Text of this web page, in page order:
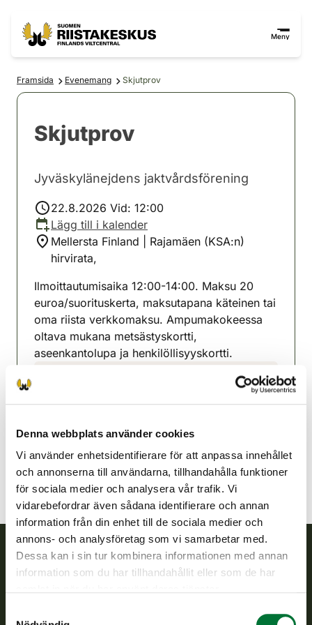
Denna webbplats använder cookies
Vi använder enhetsidentifierare för att anpassa innehållet
och annonserna till användarna, tillhandahålla funktioner
för sociala medier och analysera vår trafik. Vi
vidarebefordrar även sådana identifierare och annan
information från din enhet till de sociala medier och
annons- och analysföretag som vi samarbetar med.
Dessa kan i sin tur kombinera informationen med annan
information som du har tillhandahållit eller som de har
Meny
Framsida Evenemang Skjutprov
Skjutprov
Jyväskylänejdens jaktvårdsförening
22.8.2026 Vid: 12:00
Lägg till i kalender
Mellersta Finland | Rajamäen (KSA:n)
hirvirata,
Ilmoittautumisaika 12:00-14:00. Maksu 20
euroa/suorituskerta, maksutapana käteinen tai
oma riista verkkomaksu. Ampumakokeessa
oltava mukana metsästyskortti,
aseenkantolupa ja henkilöllisyyskortti.
Jyväskylänejdens jaktvårdsförening
Mellersta Finland
jyvaskyla@rhy.riista.fi
Finlands viltcentral
jaktvårdsföreningarnas verksamhet, ser till att viltpolitiken